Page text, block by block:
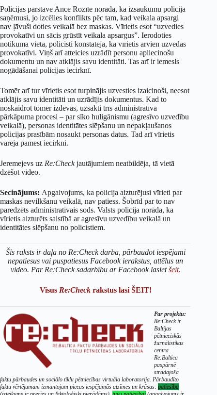
Policijas pārstāve Ance Rozīte norāda, ka izsaukumu policija
saņēmusi, jo izcēlies konflikts pēc tam, kad veikala apsargi
nav ļāvuši doties veikalā bez maskas. Vīrietis esot “uzvedies
provokatīvi un sācis grūstīt veikala apsargus”. Ierodoties
notikuma vietā, policisti konstatēja, ka vīrietis arvien uzvedas
provokatīvi. Viņš arī atteicies uzrādīt personu apliecinošu
dokumentu un nav atklājis savu identitāti. Tas arī ir iemesls
nogādāšanai policijas iecirknī.
Tomēr arī tur vīrietis esot turpinājis uzvesties izaicinoši, neesot
atklājis savu identitāti un uzrādījis dokumentus. Kad to
noskaidrot tomēr izdevās, uzsākti trīs administratīvā
pārkāpuma procesi – par sīko huligānismu (agresīvo uzvedību
veikalā), personas identitātes slēpšanu un nepakļaušanos
policijas prasībām nosaukt personas datus. Tad arī vīrietis
varēja pamest iecirkni.
Jeremejevs uz Re:Checkjautājumiem neatbildēja, tā vietā
dzēšot video.
Secinājums: Apgalvojums, ka policija aizturējusi vīrieti par
maskas nevilkšanu veikalā, nav patiess. Šobrīd par to nav
paredzēts administratīvais sods. Valsts policija norāda, ka
vīrietis aizturēts saistībā ar agresīvu uzvedību veikalā un
identitātes slēpšanu no policistiem.
Šis raksts ir daļa no Re:Check darba, pārbaudot iespējami
nepatiesus vai puspatiesus Facebook ierakstus, attēlus un
video. Par Re:Check sadarbību ar Facebook lasietšeit.
Visus Re:Checkrakstus lasi ŠEIT!
Par projektu:
Re:Check ir
Baltijas
pētnieciskās
žurnālistikas
centra
Re:Baltica
paspārnē
strādājoša
faktu pārbaudes un sociālo tīklu pētniecības virtuāla laboratorija. Pārbaudīto
faktu vērtējumam izmantojam piecas iespējamās atzīmes un krāsas: patiesība